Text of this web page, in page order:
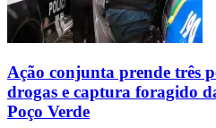
Ação conjunta prende três
drogas e captura foragido
Poço Verde